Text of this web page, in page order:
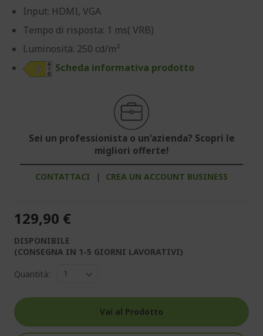
Input: HDMI, VGA
Tempo di risposta: 1 ms( VRB)
Luminosità: 250 cd/m²
Scheda informativa prodotto
Sei un professionista o un'azienda? Scopri le
migliori offerte!
CONTATTACI | CREA UN ACCOUNT BUSINESS
129,90 €
DISPONIBILE
(CONSEGNA IN 1-5 GIORNI LAVORATIVI)
Quantità:
Vai al Prodotto